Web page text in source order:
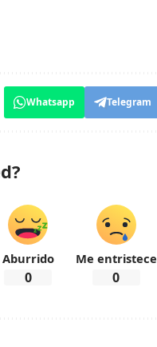
Whatsapp Telegram
Aburrido
0
Me entristece
0